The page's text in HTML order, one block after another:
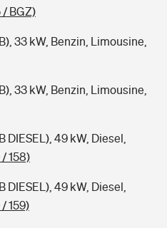
BGZ)
33 kW, Benzin, Limousine,
33 kW, Benzin, Limousine,
DIESEL), 49 kW, Diesel,
158)
DIESEL), 49 kW, Diesel,
159)